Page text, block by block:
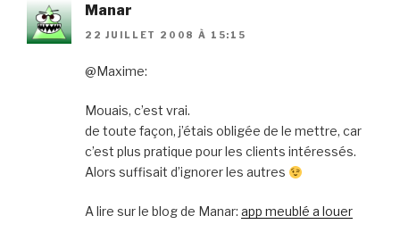
Manar
22 JUILLET 2008 À 15:15
@Maxime:
Mouais, c’est vrai.
de toute façon, j’étais obligée de le mettre, car
c’est plus pratique pour les clients intéressés.
Alors suffisait d’ignorer les autres
A lire sur le blog de Manar: app meublé a louer